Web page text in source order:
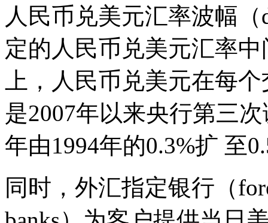
人民币兑美元汇率波幅
定的人民币兑美元汇率中
上，人民币兑美元在每
是2007年以来央行第三
年由1994年的0.3%扩 至
同时，外汇指定银行（